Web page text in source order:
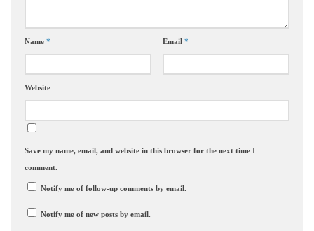
Name * Email *
Website
Save my name, email, and website in this browser for the next time I
comment.
Notify me of follow-up comments by email.
Notify me of new posts by email.